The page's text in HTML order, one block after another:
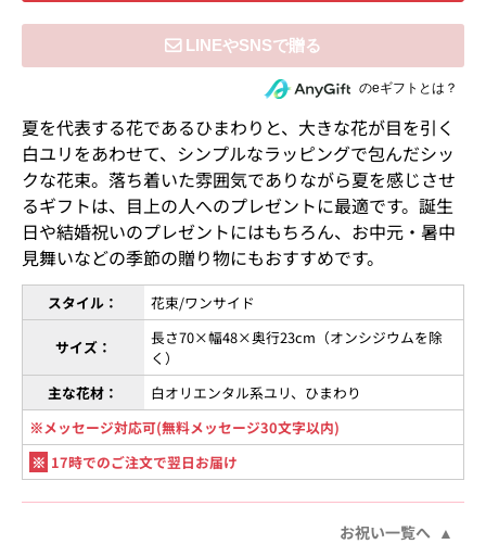
住所を知らない相手にeギフトで贈るのeギフトとは？
夏を代表する花であるひまわりと、大きな花が目を引く
白ユリをあわせて、シンプルなラッピングで包んだシッ
クな花束。落ち着いた雰囲気でありながら夏を感じさせ
るギフトは、目上の人へのプレゼントに最適です。誕生
日や結婚祝いのプレゼントにはもちろん、お中元・暑中
見舞いなどの季節の贈り物にもおすすめです。
スタイル： 花束/ワンサイド
サイズ：
長さ70×幅48×奥行23cm（オンシジウムを除
く）
主な花材：
白オリエンタル系ユリ、ひまわり
※メッセージ対応可(無料メッセージ30文字以内)
※ 17時でのご注文で翌日お届け
お祝い一覧へ